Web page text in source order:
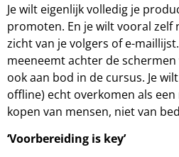
Je wilt eigenlijk volledig je
promoten. En je wilt vooral
zicht van je volgers of e-
meeneemt achter de schermen
ook aan bod in de cursus. Je
offline) echt overkomen als
kopen van mensen, niet van
‘Voorbereiding is key’